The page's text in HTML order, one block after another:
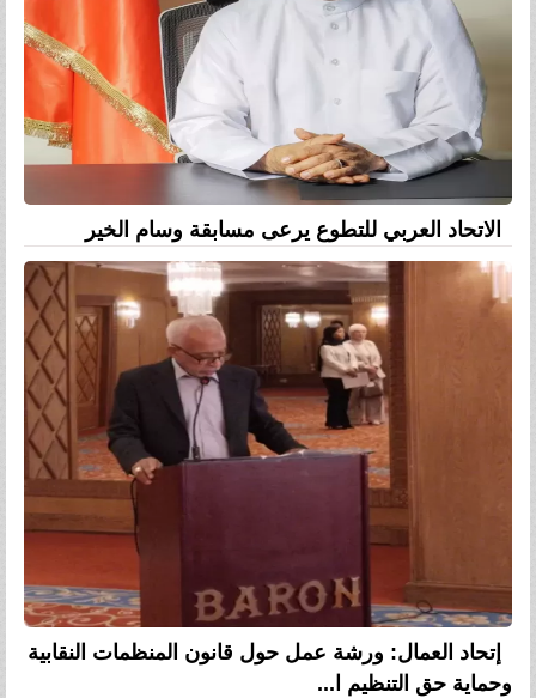
الاتحاد العربي للتطوع يرعى مسابقة وسام الخير
إتحاد العمال: ورشة عمل حول قانون المنظمات النقابية
وحماية حق التنظيم ا...